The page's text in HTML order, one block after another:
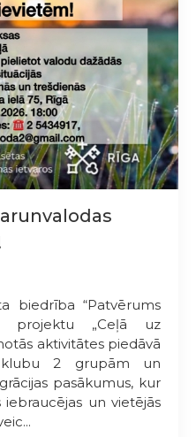
biedrība “Patvērums
projektu „Ceļā uz
aktivitātes piedāvā
klubu 2 grupām un
pasākumus, kur
un vietējās